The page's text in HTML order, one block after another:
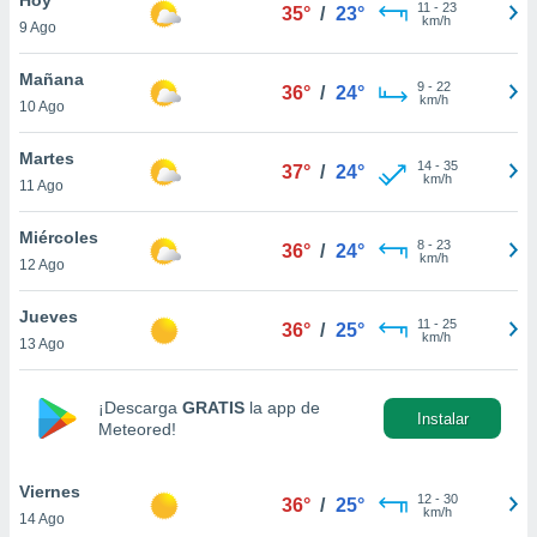
en
más
nuestra
de
aceptar
de
9 Ago
35° / 23° 11 - 23
km/h
Mañana
10 Ago
36° / 24° 9- 22
km/h
Martes
11 Ago
37° / 24° 14- 35
km/h
Miércoles
12 Ago
36° / 24° 8- 23
km/h
Jueves
13 Ago
36° / 25° 11 - 25
km/h
¡Descarga GRATIS la app de
Meteored!
Instalar
Viernes
14 Ago
36° / 25° 12- 30
km/h